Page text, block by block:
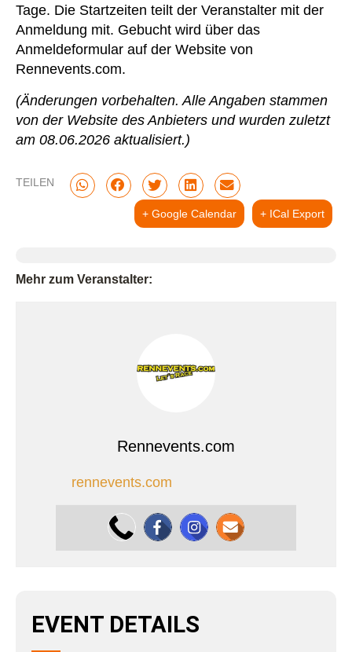
Tage. Die Startzeiten teilt der Veranstalter mit der
Anmeldung mit. Gebucht wird über das
Anmeldeformular auf der Website von
Rennevents.com.
(Änderungen vorbehalten. Alle Angaben stammen
von der Website des Anbieters und wurden zuletzt
am 08.06.2026 aktualisiert.)
TEILEN
+ Google Calendar + ICal Export
Mehr zum Veranstalter:
Rennevents.com
rennevents.com
EVENT DETAILS